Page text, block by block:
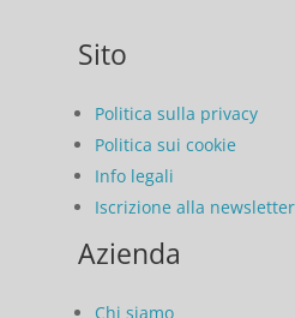
Sito
Politica sulla privacy
Politica sui cookie
Info legali
Iscrizione alla newsletter
Azienda
Chi siamo